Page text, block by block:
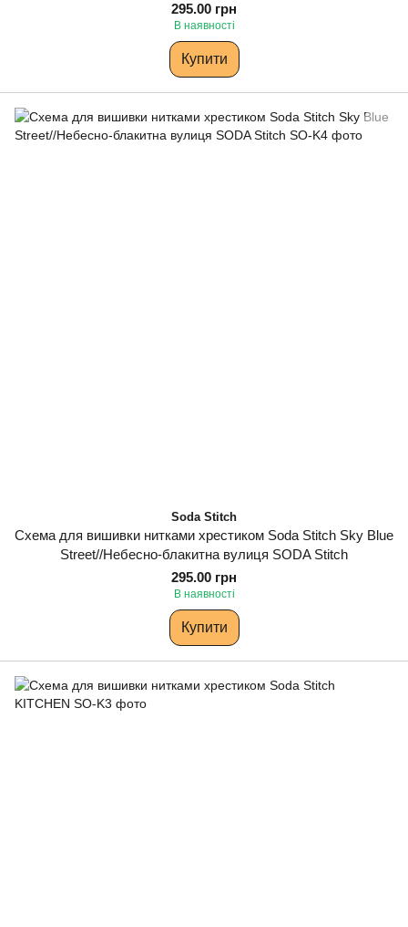
295.00 грн
В наявності
Купити
Soda Stitch
Схема для вишивки нитками хрестиком Soda Stitch Sky Blue
Street//Небесно-блакитна вулиця SODA Stitch
295.00 грн
В наявності
Купити